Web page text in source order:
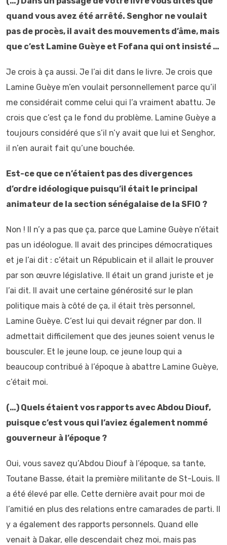
quand vous avez été arrêté. Senghor ne voulait
pas de procès, il avait des mouvements d’âme, mais
que c’est Lamine Guèye et Fofana qui ont insisté …
Je crois à ça aussi. Je l’ai dit dans le livre. Je crois que
Lamine Guèye m’en voulait personnellement parce qu’il
me considérait comme celui qui l’a vraiment abattu. Je
crois que c’est ça le fond du problème. Lamine Guèye a
toujours considéré que s’il n’y avait que lui et Senghor,
il n’en aurait fait qu’une bouchée.
Est-ce que ce n’étaient pas des divergences
d’ordre idéologique puisqu’il était le principal
animateur de la section sénégalaise de la SFIO ?
Non ! Il n’y a pas que ça, parce que Lamine Guèye n’était
pas un idéologue. Il avait des principes démocratiques
et je l’ai dit : c’était un Républicain et il allait le prouver
par son œuvre législative. Il était un grand juriste et je
l’ai dit. Il avait une certaine générosité sur le plan
politique mais à côté de ça, il était très personnel,
Lamine Guèye. C’est lui qui devait régner par don. Il
admettait difficilement que des jeunes soient venus le
bousculer. Et le jeune loup, ce jeune loup qui a
beaucoup contribué à l’époque à abattre Lamine Guèye,
c’était moi.
(…) Quels étaient vos rapports avec Abdou Diouf,
puisque c’est vous qui l’aviez également nommé
gouverneur à l’époque ?
Oui, vous savez qu’Abdou Diouf à l’époque, sa tante,
Toutane Basse, était la première militante de St-Louis. Il
a été élevé par elle. Cette dernière avait pour moi de
l’amitié en plus des relations entre camarades de parti. Il
y a également des rapports personnels. Quand elle
venait à Dakar, elle descendait chez moi, mais pas